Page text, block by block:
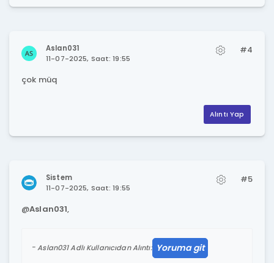
Aslan031
11-07-2025, Saat: 19:55
#4
çok müq
Alıntı Yap
Sistem
11-07-2025, Saat: 19:55
#5
@Aslan031,
Aslan031 Adlı Kullanıcıdan Alıntı: Yoruma git